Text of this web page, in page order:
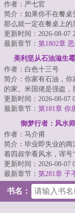
作者：严七官
简介：如果你不在餐桌
那么就一定在餐桌上的
着。如果你一无所有，
命就是你唯一的...
更新时间：2026-08-07
最新章节： 第1802章
美利坚从石油滋生
作者：白色十三号
简介：你家有石油，你
的家。米国佬是强盗，
嘻，背后挂大刀，见到
什么都想要，要...
更新时间：2026-08-07
最新章节： 第181章 你
场，就是我詹姆斯的立
御梦行者：风水
作者：马介甫
简介：毕业即失业的商
着四叔学看风水，诨号
京城贵胄圈子混得风生
娶白富美，...
更新时间：2026-08-07
最新章节： 第281章 子
莫装逼，装逼遭暴击
书名：